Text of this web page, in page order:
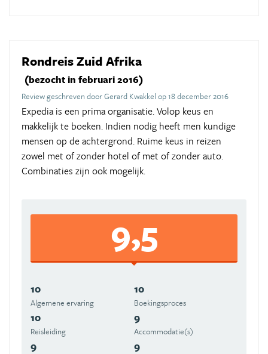
Rondreis Zuid Afrika
(bezocht in februari 2016)
Review geschreven door Gerard Kwakkel op 18 december 2016
Expedia is een prima organisatie. Volop keus en
makkelijk te boeken. Indien nodig heeft men kundige
mensen op de achtergrond. Ruime keus in reizen
zowel met of zonder hotel of met of zonder auto.
Combinaties zijn ook mogelijk.
9,5
10
Algemene ervaring
10
Boekingsproces
10
Reisleiding
9
Accommodatie(s)
9 9